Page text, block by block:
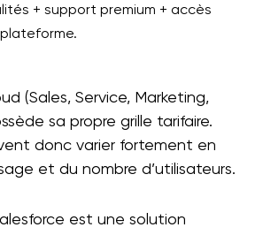
+ support premium + accès
(Sales, Service, Marketing,
sa propre grille tarifaire.
donc varier fortement en
et du nombre d’utilisateurs.
est une solution